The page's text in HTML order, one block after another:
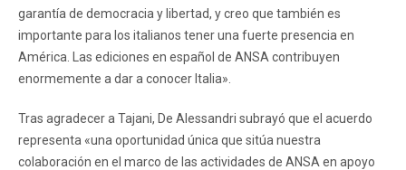
garantía de democracia y libertad, y creo que también es
importante para los italianos tener una fuerte presencia en
América. Las ediciones en español de ANSA contribuyen
enormemente a dar a conocer Italia».
Tras agradecer a Tajani, De Alessandri subrayó que el acuerdo
representa «una oportunidad única que sitúa nuestra
colaboración en el marco de las actividades de ANSA en apoyo